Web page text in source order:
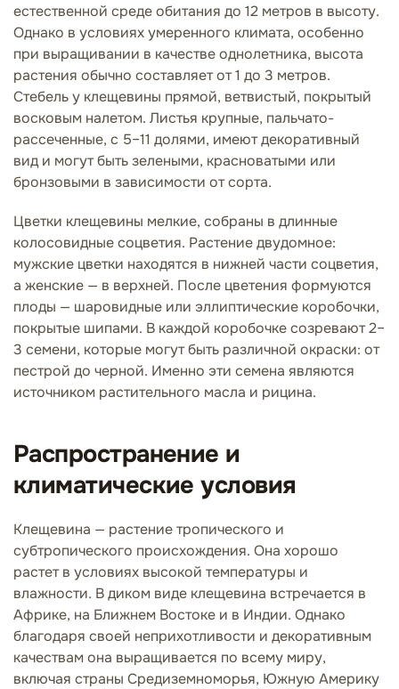
естественной среде обитания до 12 метров в высоту.
Однако в условиях умеренного климата, особенно
при выращивании в качестве однолетника, высота
растения обычно составляет от 1 до 3 метров.
Стебель у клещевины прямой, ветвистый, покрытый
восковым налетом. Листья крупные, пальчато-
рассеченные, с 5–11 долями, имеют декоративный
вид и могут быть зелеными, красноватыми или
бронзовыми в зависимости от сорта.
Цветки клещевины мелкие, собраны в длинные
колосовидные соцветия. Растение двудомное:
мужские цветки находятся в нижней части соцветия,
а женские — в верхней. После цветения формуются
плоды — шаровидные или эллиптические коробочки,
покрытые шипами. В каждой коробочке созревают 2–
3 семени, которые могут быть различной окраски: от
пестрой до черной. Именно эти семена являются
источником растительного масла и рицина.
Распространение и
климатические условия
Клещевина — растение тропического и
субтропического происхождения. Она хорошо
растет в условиях высокой температуры и
влажности. В диком виде клещевина встречается в
Африке, на Ближнем Востоке и в Индии. Однако
благодаря своей неприхотливости и декоративным
качествам она выращивается по всему миру,
включая страны Средиземноморья, Южную Америку